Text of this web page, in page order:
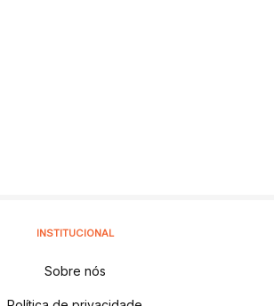
INSTITUCIONAL
Sobre nós